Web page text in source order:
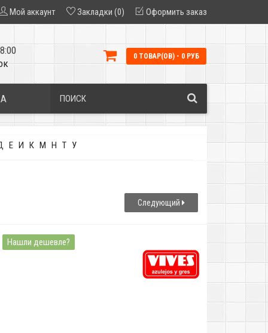
Мой аккаунт Закладки (0) Оформить заказ
0 ТОВАР(ОВ) - 0 РУБ
Е И К М Н Т У
Следующий
Нашли дешевле?